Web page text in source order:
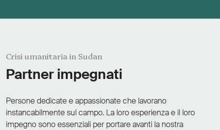
Crisi umanitaria in Sudan
Partner impegnati
Persone dedicate e appassionate che lavorano
instancabilmente sul campo. La loro esperienza e il loro
impegno sono essenziali per portare avanti la nostra